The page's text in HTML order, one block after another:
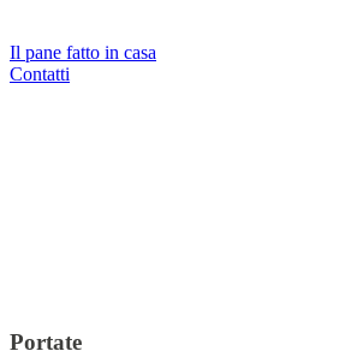
Il pane fatto in casa
Contatti
Portate